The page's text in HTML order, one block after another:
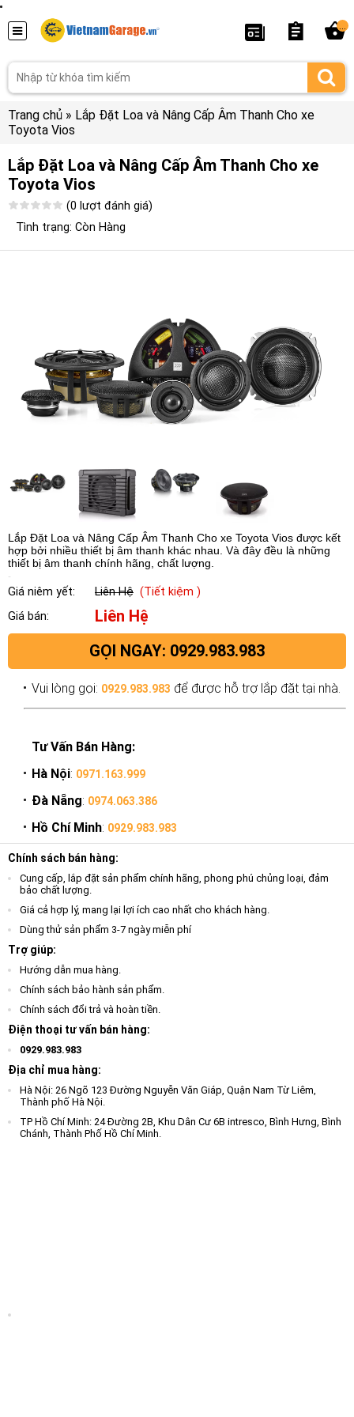
Trang chủ » Lắp Đặt Loa và Nâng Cấp Âm Thanh Cho xe
Toyota Vios
Lắp Đặt Loa và Nâng Cấp Âm Thanh Cho xe
Toyota Vios
(0 lượt đánh giá)
Tình trạng: Còn Hàng
Lắp Đặt Loa và Nâng Cấp Âm Thanh Cho xe Toyota Vios được kết
hợp bởi nhiều thiết bị âm thanh khác nhau. Và đây đều là những
thiết bị âm thanh chính hãng, chất lượng.
Giá niêm yết: Liên Hệ (Tiết kiệm )
Giá bán:
Liên Hệ
GỌI NGAY: 0929.983.983
Vui lòng gọi: 0929.983.983 để được hỗ trợ lắp đặt tại nhà.
Tư Vấn Bán Hàng:
Hà Nội: 0971.163.999
Đà Nẵng: 0974.063.386
Hồ Chí Minh: 0929.983.983
Chính sách bán hàng:
Cung cấp, lắp đặt sản phẩm chính hãng, phong phú chủng loại, đảm
bảo chất lượng.
Giá cả hợp lý, mang lại lợi ích cao nhất cho khách hàng.
Dùng thử sản phẩm 3-7 ngày miễn phí
Trợ giúp:
Hướng dẫn mua hàng.
Chính sách bảo hành sản phẩm.
Chính sách đổi trả và hoàn tiền.
Điện thoại tư vấn bán hàng:
0929.983.983
Địa chỉ mua hàng:
Hà Nội: 26 Ngõ 123 Đường Nguyễn Văn Giáp, Quận Nam Từ Liêm,
Thành phố Hà Nội.
TP Hồ Chí Minh: 24 Đường 2B, Khu Dân Cư 6B intresco, Bình Hưng, Bình
Chánh, Thành Phố Hồ Chí Minh.